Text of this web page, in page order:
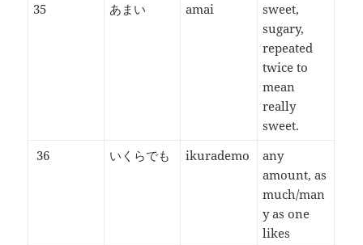
35 あまい amai
sweet,
sugary,
repeated
twice to
mean
really
sweet.
36
いくらでも ikurademo
any
amount, as
much/man
y as one
likes